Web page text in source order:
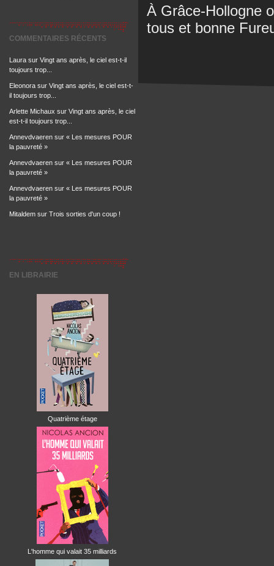
COMMENTAIRES RÉCENTS
Laura sur Vingt ans après, le ciel est-t-il
toujours trop...
Eleonora sur Vingt ans après, le ciel est-t-
il toujours trop...
Arlette Michaux sur Vingt ans après, le ciel
est-t-il toujours trop...
Annevdvaeren sur « Les mesures POUR
la pauvreté »
Annevdvaeren sur « Les mesures POUR
la pauvreté »
Annevdvaeren sur « Les mesures POUR
la pauvreté »
Mitaldem sur Trois sorties d'un coup !
EN LIBRAIRIE
Quatrième étage
L'homme qui valait 35 milliards
À Grâce-Hollogne
tous et bonne